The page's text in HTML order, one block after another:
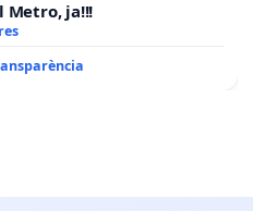
Metro, ja!!!